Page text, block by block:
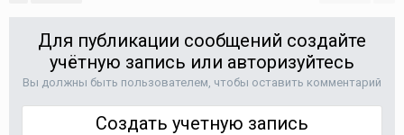
Для публикации сообщений создайте
учётную запись или авторизуйтесь
Вы должны быть пользователем, чтобы оставить комментарий
Создать учетную запись